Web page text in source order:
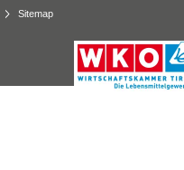
Sitemap